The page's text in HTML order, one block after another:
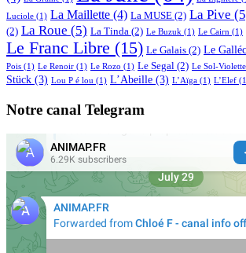
Luciole (1) La Maillette (4) La MUSE (2) La Pive
(2) La Roue (5) La Tinda (2) Le Buzuk (1) Le Cairn (1)
Le Franc Libre (15) Le Galais (2) Le
Pois (1) Le Renoir (1) Le Rozo (1) Le Segal (2) Le Sol-Violette
Stück (3) Lou P é lou (1) L’Abeille (3) L’Aïga (1) L’Elef
Notre canal Telegram